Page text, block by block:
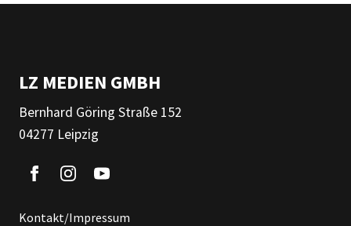
LZ MEDIEN GMBH
Bernhard Göring Straße 152
04277 Leipzig
Kontakt/Impressum